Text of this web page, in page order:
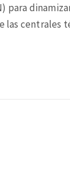
para
centrales